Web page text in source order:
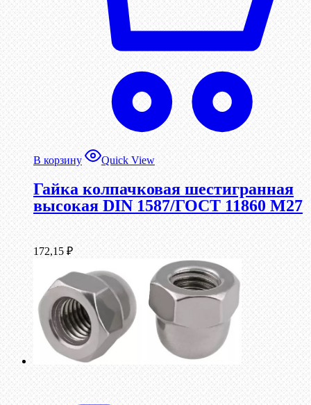
В корзину Quick View
Гайка колпачковая шестигранная
высокая DIN 1587/ГОСТ 11860 М27
172,15 ₽